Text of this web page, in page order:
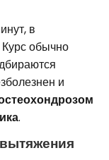
в
Курс обычно
и
.